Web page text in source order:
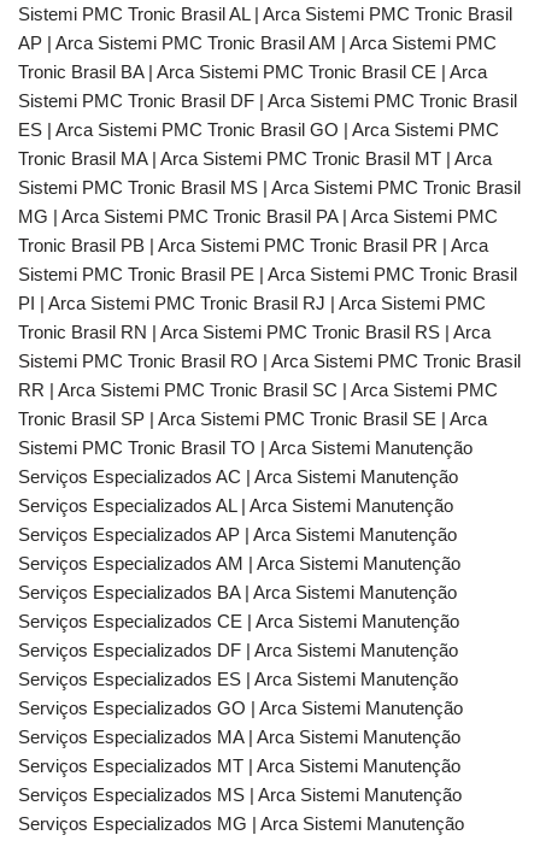
Sistemi PMC Tronic Brasil AL | Arca Sistemi PMC Tronic Brasil
AP | Arca Sistemi PMC Tronic Brasil AM | Arca Sistemi PMC
Tronic Brasil BA | Arca Sistemi PMC Tronic Brasil CE | Arca
Sistemi PMC Tronic Brasil DF | Arca Sistemi PMC Tronic Brasil
ES | Arca Sistemi PMC Tronic Brasil GO | Arca Sistemi PMC
Tronic Brasil MA | Arca Sistemi PMC Tronic Brasil MT | Arca
Sistemi PMC Tronic Brasil MS | Arca Sistemi PMC Tronic Brasil
MG | Arca Sistemi PMC Tronic Brasil PA | Arca Sistemi PMC
Tronic Brasil PB | Arca Sistemi PMC Tronic Brasil PR | Arca
Sistemi PMC Tronic Brasil PE | Arca Sistemi PMC Tronic Brasil
PI | Arca Sistemi PMC Tronic Brasil RJ | Arca Sistemi PMC
Tronic Brasil RN | Arca Sistemi PMC Tronic Brasil RS | Arca
Sistemi PMC Tronic Brasil RO | Arca Sistemi PMC Tronic Brasil
RR | Arca Sistemi PMC Tronic Brasil SC | Arca Sistemi PMC
Tronic Brasil SP | Arca Sistemi PMC Tronic Brasil SE | Arca
Sistemi PMC Tronic Brasil TO | Arca Sistemi Manutenção
Serviços Especializados AC | Arca Sistemi Manutenção
Serviços Especializados AL | Arca Sistemi Manutenção
Serviços Especializados AP | Arca Sistemi Manutenção
Serviços Especializados AM | Arca Sistemi Manutenção
Serviços Especializados BA | Arca Sistemi Manutenção
Serviços Especializados CE | Arca Sistemi Manutenção
Serviços Especializados DF | Arca Sistemi Manutenção
Serviços Especializados ES | Arca Sistemi Manutenção
Serviços Especializados GO | Arca Sistemi Manutenção
Serviços Especializados MA | Arca Sistemi Manutenção
Serviços Especializados MT | Arca Sistemi Manutenção
Serviços Especializados MS | Arca Sistemi Manutenção
Serviços Especializados MG | Arca Sistemi Manutenção